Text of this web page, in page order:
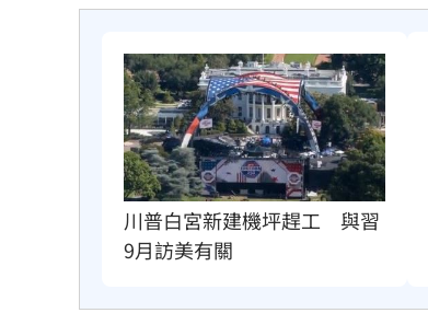
川普白宮新建機坪趕工　與習
9月訪美有關